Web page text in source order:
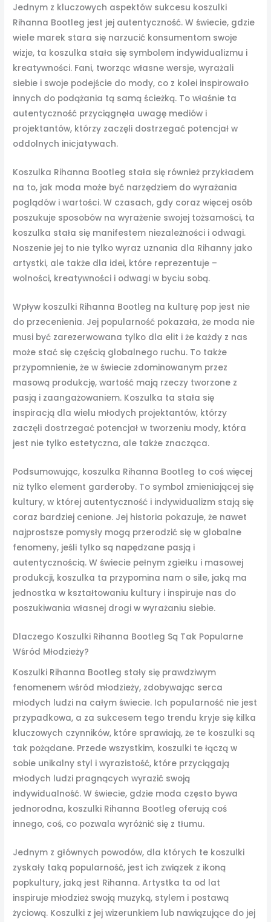
Jednym z kluczowych aspektów sukcesu koszulki
Rihanna Bootleg jest jej autentyczność. W świecie, gdzie
wiele marek stara się narzucić konsumentom swoje
wizje, ta koszulka stała się symbolem indywidualizmu i
kreatywności. Fani, tworząc własne wersje, wyrażali
siebie i swoje podejście do mody, co z kolei inspirowało
innych do podążania tą samą ścieżką. To właśnie ta
autentyczność przyciągnęła uwagę mediów i
projektantów, którzy zaczęli dostrzegać potencjał w
oddolnych inicjatywach.
Koszulka Rihanna Bootleg stała się również przykładem
na to, jak moda może być narzędziem do wyrażania
poglądów i wartości. W czasach, gdy coraz więcej osób
poszukuje sposobów na wyrażenie swojej tożsamości, ta
koszulka stała się manifestem niezależności i odwagi.
Noszenie jej to nie tylko wyraz uznania dla Rihanny jako
artystki, ale także dla idei, które reprezentuje –
wolności, kreatywności i odwagi w byciu sobą.
Wpływ koszulki Rihanna Bootleg na kulturę pop jest nie
do przecenienia. Jej popularność pokazała, że moda nie
musi być zarezerwowana tylko dla elit i że każdy z nas
może stać się częścią globalnego ruchu. To także
przypomnienie, że w świecie zdominowanym przez
masową produkcję, wartość mają rzeczy tworzone z
pasją i zaangażowaniem. Koszulka ta stała się
inspiracją dla wielu młodych projektantów, którzy
zaczęli dostrzegać potencjał w tworzeniu mody, która
jest nie tylko estetyczna, ale także znacząca.
Podsumowując, koszulka Rihanna Bootleg to coś więcej
niż tylko element garderoby. To symbol zmieniającej się
kultury, w której autentyczność i indywidualizm stają się
coraz bardziej cenione. Jej historia pokazuje, że nawet
najprostsze pomysły mogą przerodzić się w globalne
fenomeny, jeśli tylko są napędzane pasją i
autentycznością. W świecie pełnym zgiełku i masowej
produkcji, koszulka ta przypomina nam o sile, jaką ma
jednostka w kształtowaniu kultury i inspiruje nas do
poszukiwania własnej drogi w wyrażaniu siebie.
Dlaczego Koszulki Rihanna Bootleg Są Tak Popularne
Wśród Młodzieży?
Koszulki Rihanna Bootleg stały się prawdziwym
fenomenem wśród młodzieży, zdobywając serca
młodych ludzi na całym świecie. Ich popularność nie jest
przypadkowa, a za sukcesem tego trendu kryje się kilka
kluczowych czynników, które sprawiają, że te koszulki są
tak pożądane. Przede wszystkim, koszulki te łączą w
sobie unikalny styl i wyrazistość, które przyciągają
młodych ludzi pragnących wyrazić swoją
indywidualność. W świecie, gdzie moda często bywa
jednorodna, koszulki Rihanna Bootleg oferują coś
innego, coś, co pozwala wyróżnić się z tłumu.
Jednym z głównych powodów, dla których te koszulki
zyskały taką popularność, jest ich związek z ikoną
popkultury, jaką jest Rihanna. Artystka ta od lat
inspiruje młodzież swoją muzyką, stylem i postawą
życiową. Koszulki z jej wizerunkiem lub nawiązujące do jej